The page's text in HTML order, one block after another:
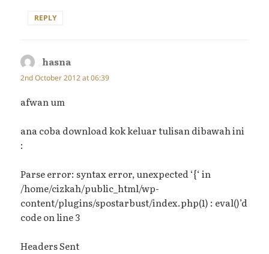
REPLY
hasna
2nd October 2012 at 06:39
afwan um
ana coba download kok keluar tulisan dibawah ini
:
Parse error: syntax error, unexpected ‘{‘ in
/home/cizkah/public_html/wp-
content/plugins/spostarbust/index.php(1) : eval()’d
code on line 3
Headers Sent